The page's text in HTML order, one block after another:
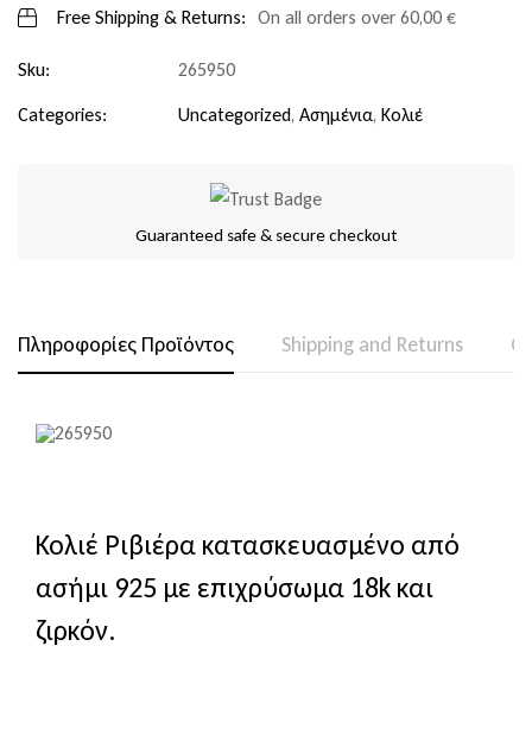
Free Shipping & Returns: On all orders over 60,00 €
Sku:
265950
Categories:
Uncategorized, Ασημένια, Κολιέ
Guaranteed safe & secure checkout
Πληροφορίες Προϊόντος Shipping and Returns
Κολιέ Ριβιέρα κατασκευασμένο από
ασήμι 925 με επιχρύσωμα 18k και
ζιρκόν.